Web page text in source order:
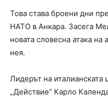
Това става броени дни
НАТО в Анкара. Засега
новата словесна атака
нея.
Лидерът на италианската
„Действие“ Карло